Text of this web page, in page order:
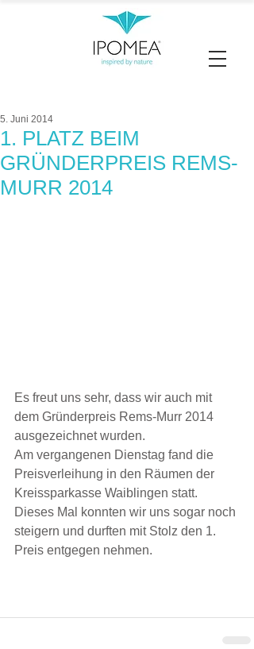
1. PLATZ BEIM
GRÜNDERPREIS REMS-
MURR 2014
5. Juni 2014
Es freut uns sehr, dass wir auch mit
dem Gründerpreis Rems-Murr 2014
ausgezeichnet wurden.
Am vergangenen Dienstag fand die
Preisverleihung in den Räumen der
Kreissparkasse Waiblingen statt.
Dieses Mal konnten wir uns sogar noch
steigern und durften mit Stolz den 1.
Preis entgegen nehmen.